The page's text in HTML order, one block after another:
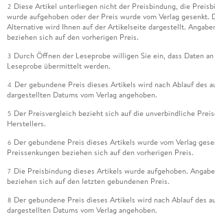
2 Diese Artikel unterliegen nicht der Preisbindung, die
wurde aufgehoben oder der Preis wurde vom Verlag
Alternative wird Ihnen auf der Artikelseite dargestellt.
beziehen sich auf den vorherigen Preis.
3 Durch Öffnen der Leseprobe willigen Sie ein, dass Daten
Leseprobe übermittelt werden.
4 Der gebundene Preis dieses Artikels wird nach Ablauf des
dargestellten Datums vom Verlag angehoben.
5 Der Preisvergleich bezieht sich auf die unverbindliche
Herstellers.
6 Der gebundene Preis dieses Artikels wurde vom Verlag
Preissenkungen beziehen sich auf den vorherigen Preis.
7 Die Preisbindung dieses Artikels wurde aufgehoben.
beziehen sich auf den letzten gebundenen Preis.
8 Der gebundene Preis dieses Artikels wird nach Ablauf des
dargestellten Datums vom Verlag angehoben.